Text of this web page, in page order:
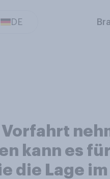
DE
Vorfahrt
kann es
die Lage